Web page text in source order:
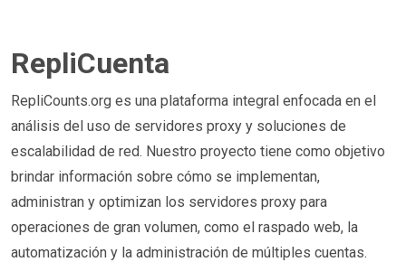
RepliCuenta
RepliCounts.org es una plataforma integral enfocada en el
análisis del uso de servidores proxy y soluciones de
escalabilidad de red. Nuestro proyecto tiene como objetivo
brindar información sobre cómo se implementan,
administran y optimizan los servidores proxy para
operaciones de gran volumen, como el raspado web, la
automatización y la administración de múltiples cuentas.